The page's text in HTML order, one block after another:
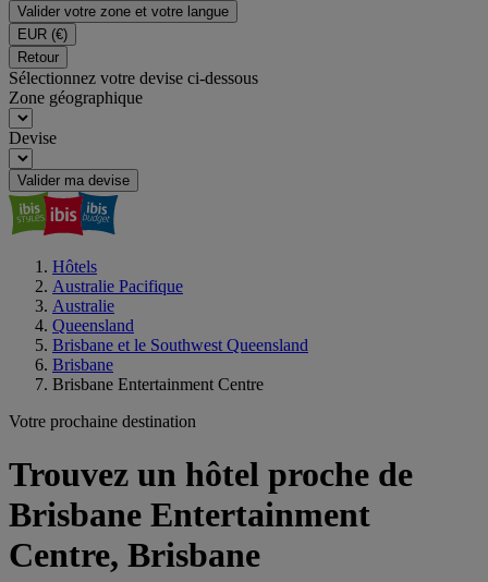
Valider votre zone et votre langue
EUR (€)
Retour
Sélectionnez votre devise ci-dessous
Zone géographique
Devise
Valider ma devise
Hôtels
Australie Pacifique
Australie
Queensland
Brisbane et le Southwest Queensland
Brisbane
Brisbane Entertainment Centre
Votre prochaine destination
Trouvez un hôtel proche de
Brisbane Entertainment
Centre, Brisbane